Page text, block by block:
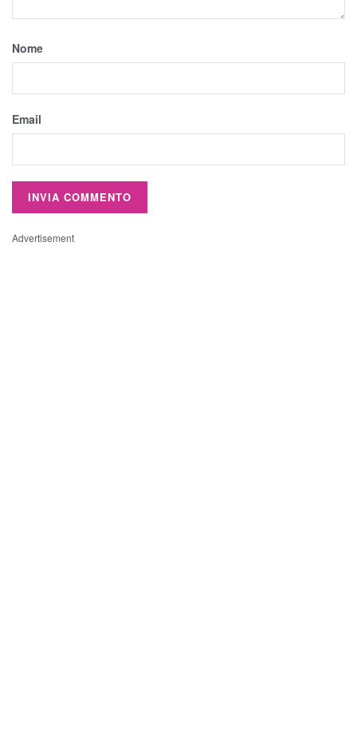
Nome
Email
Advertisement